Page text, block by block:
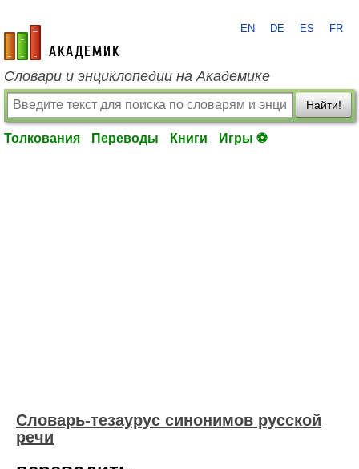
academic.ru
EN DE ES FR
Словари и энциклопедии на Академике
Найти!
Толкования Переводы Книги Игры ⚽
Словарь-тезаурус синонимов русской
речи